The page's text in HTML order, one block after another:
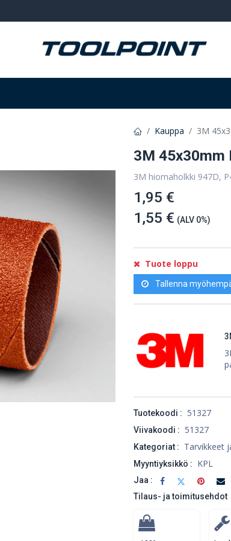
Kauppa 3M
3M 45x30mm
3M hiomaholkki 947D,
1,95 €
1,55 € (ALV 0%)
Tuote loppu
Tallenna
Tuotekoodi : 51327
Viivakoodi : 51327
Kategoriat : Tarvikkeet
Myyntiyksikkö : KPL
Jaa :
Tilaus- ja toimitusehdot